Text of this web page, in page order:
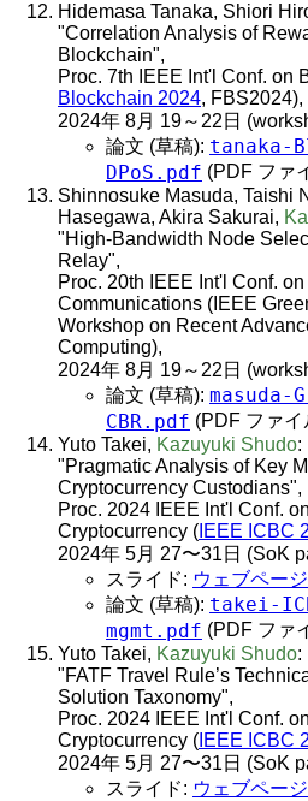
Hidemasa Tanaka, Shiori
"Correlation Analysis of
Blockchain",
Proc. 7th IEEE Int'l Conf. on
Blockchain 2024, FBS2024),
2024年 8月 19～22日
論文 (草稿): tanaka-
DPoS.pdf (PDF ファ
Shinnosuke Masuda, Taishi
Hasegawa, Akira Sakurai,
"High-Bandwidth Node
Relay",
Proc. 20th IEEE Int'l Conf.
Communications (IEEE
Workshop on Recent
Computing),
2024年 8月 19～22日
論文 (草稿): masuda-
CBR.pdf (PDF ファ
Yuto Takei, Kazuyuki Shudo:
"Pragmatic Analysis of Key
Cryptocurrency Custodians",
Proc. 2024 IEEE Int'l Conf.
Cryptocurrency ( IEEE ICBC
2024年 5月 27〜31日 (SoK
スライド: ウェブページ
論文 (草稿): takei-
mgmt.pdf (PDF ファ
Yuto Takei, Kazuyuki Shudo:
"FATF Travel Rule’s
Solution Taxonomy",
Proc. 2024 IEEE Int'l Conf.
Cryptocurrency ( IEEE ICBC
2024年 5月 27〜31日 (SoK
スライド: ウェブページ